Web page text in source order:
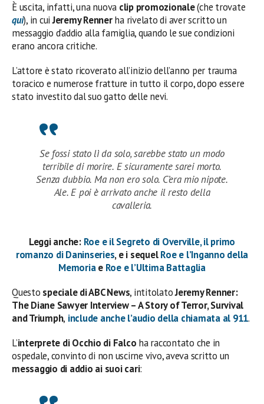
È uscita, infatti, una nuova clip promozionale(che trovate
qui), in cuiJeremy Rennerha rivelato di aver scritto un
messaggio d’addio alla famiglia, quando le sue condizioni
erano ancora critiche.
L’attore è stato ricoverato all’inizio dell’anno per trauma
toracico e numerose fratture in tutto il corpo, dopo essere
stato investito dal suo gatto delle nevi.
Se fossi stato lì da solo, sarebbe stato un modo
terribile di morire. E sicuramente sarei morto.
Senza dubbio. Ma non ero solo. C’era mio nipote.
Ale. E poi è arrivato anche il resto della
cavalleria.
Leggi anche: Roe e il Segreto di Overville, il primo
romanzo di Daninseries, e i sequelRoe e l’Inganno della
Memoriae Roe e l’Ultima Battaglia
Questo speciale di ABC News, intitolatoJeremy Renner:
The Diane Sawyer Interview – A Story of Terror, Survival
and Triumph, include anche l’audio della chiamata al 911.
L’interprete di Occhio di Falco ha raccontato che in
ospedale, convinto di non uscirne vivo, aveva scritto un
messaggio di addio ai suoi cari: